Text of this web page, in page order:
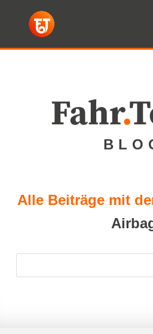
Fahr.
Alle Beiträge mit